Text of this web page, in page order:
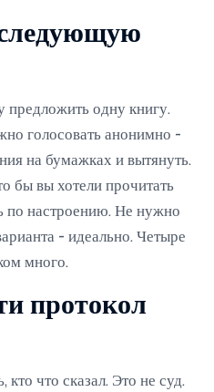
предложить одну книгу.
голосовать анонимно -
на бумажках и вытянуть.
бы вы хотели прочитать
по настроению. Не нужно
- идеально. Четыре
много.
протокол
что сказал. Это не суд.